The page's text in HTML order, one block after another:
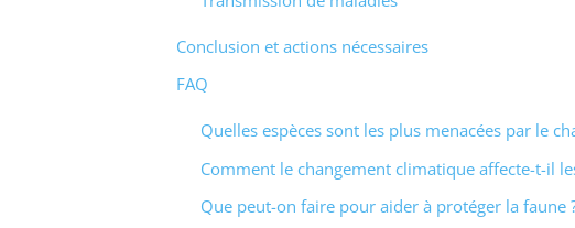
Conclusion et actions nécessaires
FAQ
Quelles espèces sont les plus menacées par le
Comment le changement climatique affecte-t-il
Que peut-on faire pour aider à protéger la faune